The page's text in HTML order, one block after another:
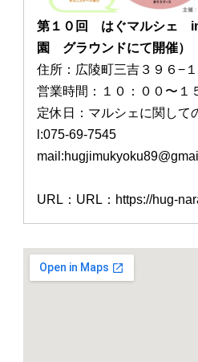
第１０回 はぐマルシェ
園 グラウンドにて開催）
住所：広陵町三吉３９６−１
営業時間：１０：００〜１
定休日：マルシェに関し
l:075-69-7545
URL：URL：https://hug-